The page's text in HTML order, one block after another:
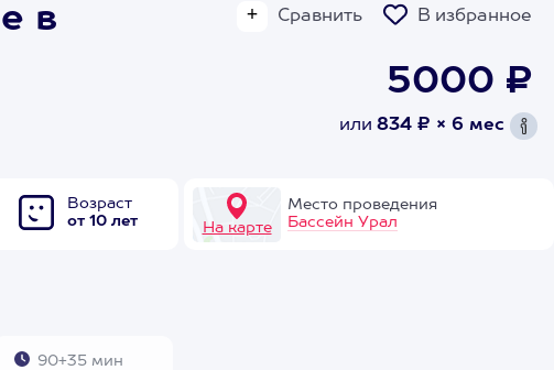
в
Сравнить В избранное
5000 ₽
или 834 ₽ × 6 мес
Возраст
от 10 лет
На карте
Место проведения
Бассейн Урал
90+35 мин